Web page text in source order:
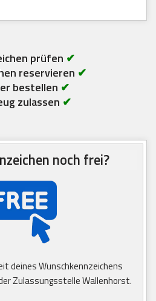
prüfen ✔
reservieren ✔
bestellen ✔
zulassen ✔
noch frei?
deines Wunschkennzeichens
Zulassungsstelle Wallenhorst.